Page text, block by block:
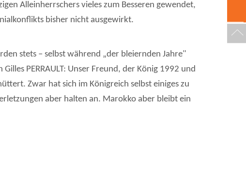
Alleinherrschers vieles zum Besseren gewendet,
bisher nicht ausgewirkt.
stets – selbst während „der bleiernden Jahre"
PERRAULT: Unser Freund, der König 1992 und
Zwar hat sich im Königreich selbst einiges zu
aber halten an. Marokko aber bleibt ein